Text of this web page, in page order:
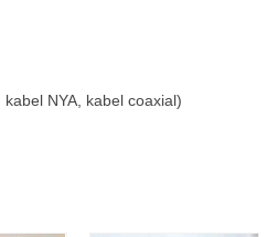
NYA, kabel coaxial)